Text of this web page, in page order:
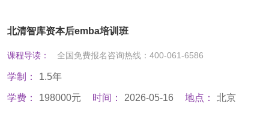
北清智库资本后emba培训班
课程导读： 全国免费报名咨询热线：400-061-6586
学制： 1.5年
学费： 198000元 时间： 2026-05-16 地点： 北京